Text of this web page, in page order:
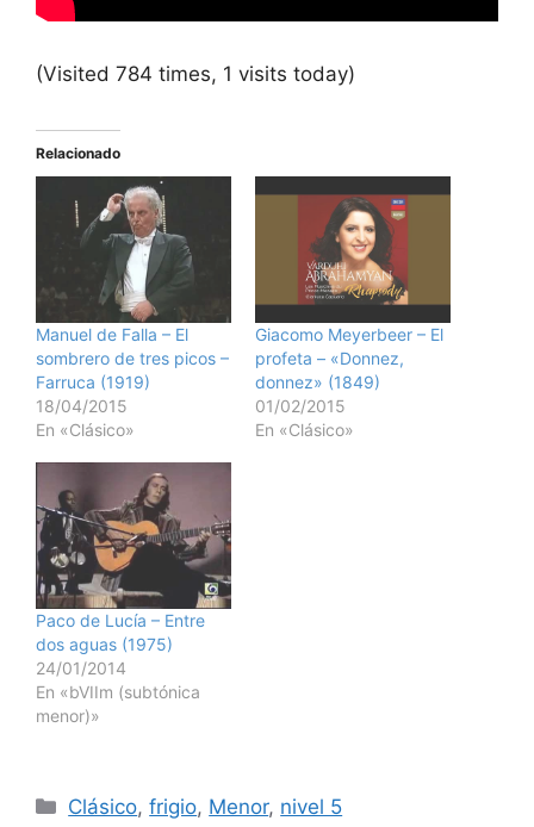
(Visited 784 times, 1 visits today)
Relacionado
Manuel de Falla – El
sombrero de tres picos –
Farruca (1919)
18/04/2015
En «Clásico»
Giacomo Meyerbeer – El
profeta – «Donnez,
donnez» (1849)
01/02/2015
En «Clásico»
Paco de Lucía – Entre
dos aguas (1975)
24/01/2014
En «bVIIm (subtónica
menor)»
Categorías
Clásico,frigio, Menor, nivel 5